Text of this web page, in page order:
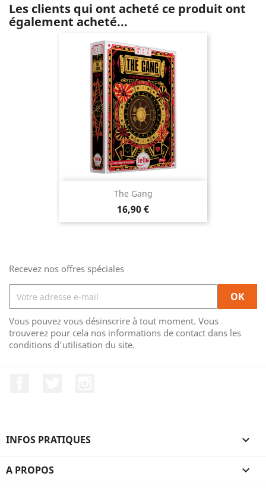
Les clients qui ont acheté ce produit ont
également acheté...
The Gang
Prix
16,90 €
Recevez nos offres spéciales
Vous pouvez vous désinscrire à tout moment. Vous
trouverez pour cela nos informations de contact dans les
conditions d'utilisation du site.
INFOS PRATIQUES 
A PROPOS 